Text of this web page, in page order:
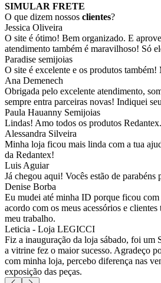
SIMULAR FRETE
O que dizem nossos clientes?
Jessica Oliveira
O site é ótimo! Bem organizado. E
atendimento também é maravilhoso! Só
Paradise semijoias
O site é excelente e os produtos
Ana Demenech
Obrigada pelo excelente atendimento,
sempre entra parceiras novas! Indiquei
Paula Hauanny Semijoias
Lindas! Amo todos os produtos Redantex.
Alessandra Silveira
Minha loja ficou mais linda com a tua
da Redantex!
Luis Aguiar
Já chegou aqui! Vocês estão de parabéns
Denise Borba
Eu mudei até minha ID porque ficou
acordo com os meus acessórios e
meu trabalho.
Leticia - Loja LEGICCI
Fiz a inauguração da loja sábado, foi
a vitrine fez o maior sucesso. Agradeço
com minha loja, percebo diferença nas
exposição das peças.